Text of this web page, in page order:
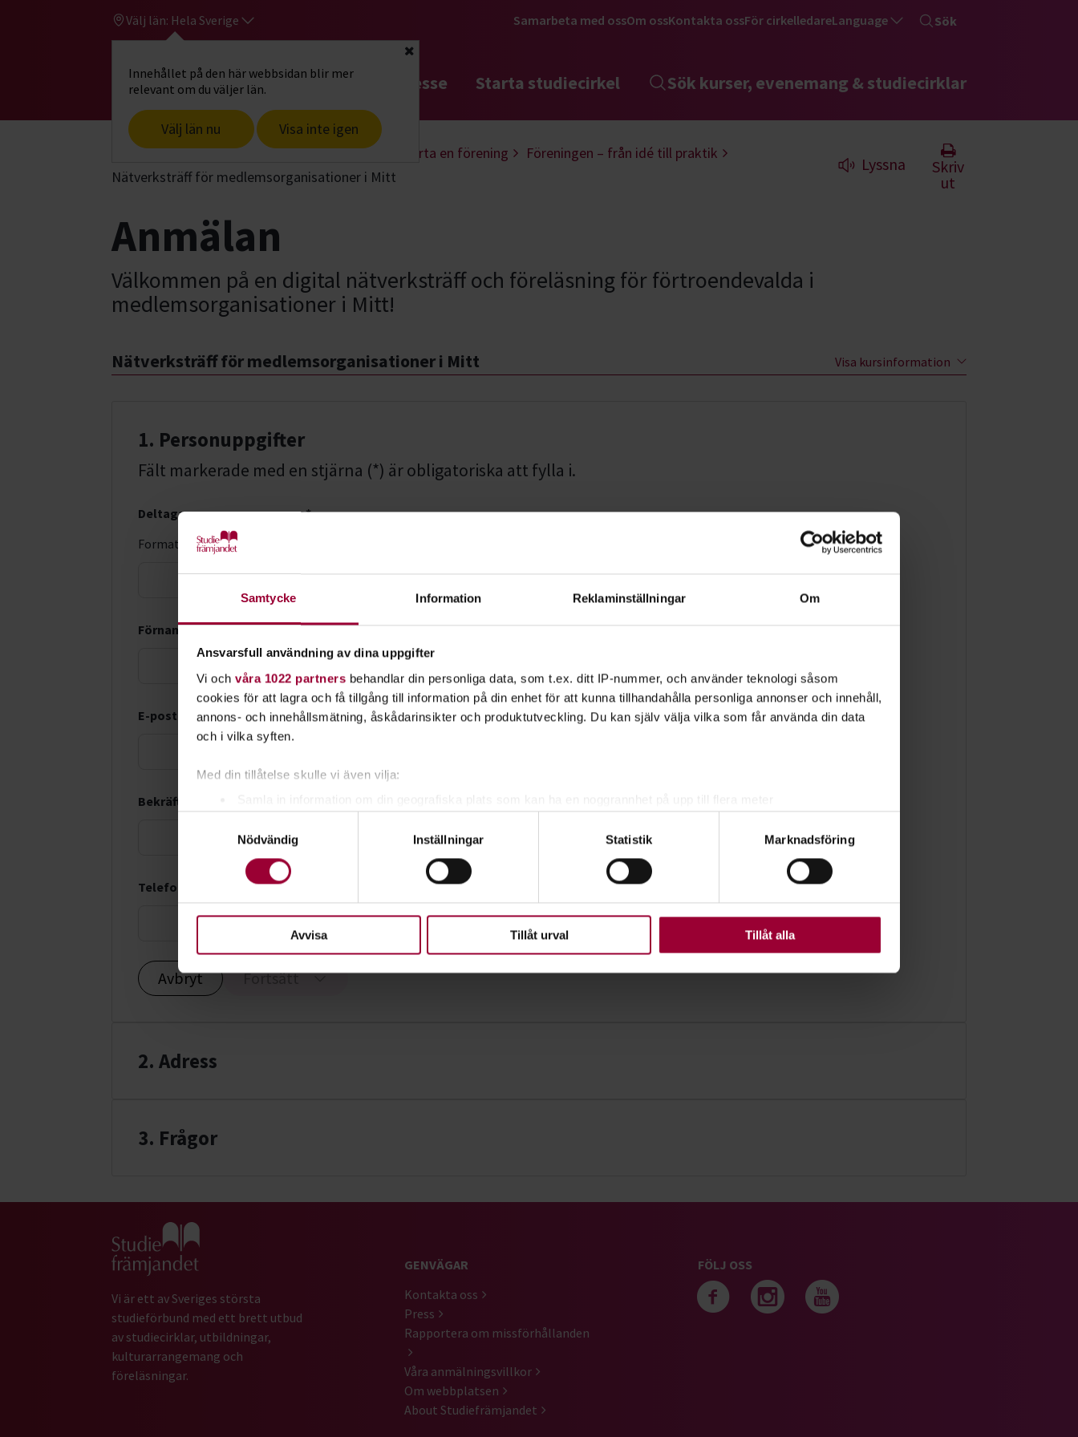
Samtycke Information Reklaminställningar Om
Ansvarsfull användning av dina uppgifter
Vi och våra 1022 partners behandlar din personliga data, som t.ex. ditt IP-nummer, och använder teknologi såsom
cookies för att lagra och få tillgång till information på din enhet för att kunna tillhandahålla personliga annonser och innehåll,
annons- och innehållsmätning, åskådarinsikter och produktutveckling. Du kan själv välja vilka som får använda din data
och i vilka syften.
Med din tillåtelse skulle vi även vilja:
Samla in information om din geografiska plats som kan ha en noggrannhet på upp till flera meter
Ta reda på mer om hur dina personliga uppgifter behandlas och ställ in dina preferenser i
detaljsektionen . Du kan ändra
eller dra tillbaka ditt samtycke när som helst från cookie-förklaringen.
För att du ska få en så bra upplevelse som möjligt använder vi kakor (cookies) på vår webbplats. Vissa kakor är
Nödvändig
Inställningar Statistik Marknadsföring
Avvisa Tillåt urval Tillåt alla
Välj län: Hela Sverige
Innehållet på den här webbsidan blir mer
relevant om du väljer län.
Välj län nu Visa inte igen
Stäng
Samarbeta med ossOm ossKontakta ossFör cirkelledareLanguage Sök
Gå till studiefrämjandets startsidaHitta intresse Starta studiecirkel Sök kurser, evenemang & studiecirklar
Start Hitta intresse Föreningsutveckling Starta en förening
Föreningen – från idé till praktik
Nätverksträff för medlemsorganisationer i Mitt
Lyssna
Skriv
ut
Anmälan
Välkommen på en digital nätverksträff och föreläsning för förtroendevalda i
medlemsorganisationer i Mitt!
Nätverksträff för medlemsorganisationer i Mitt Visa kursinformation
1. Personuppgifter
Fält markerade med en stjärna (*) är obligatoriska att fylla i.
Deltagarens personnummer *
Format: ÅÅÅÅMMDD-XXXX
Förnamn * Efternamn *
E-postadress *
Bekräfta e-postadress *
Telefonnummer *
Avbryt Fortsätt
2. Adress
3. Frågor
Gå till studiefrämjandets startsida
Vi är ett av Sveriges största
studieförbund med ett brett utbud
av studiecirklar, utbildningar,
kulturarrangemang och
föreläsningar.
GENVÄGAR
Kontakta oss
Press
Rapportera om missförhållanden
Våra anmälningsvillkor
Om webbplatsen
About Studiefrämjandet
FÖLJ OSS
Följ oss på facebook
Följ oss på instagram
Följ oss på youtube